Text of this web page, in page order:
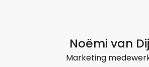
Noëmi van
Marketing